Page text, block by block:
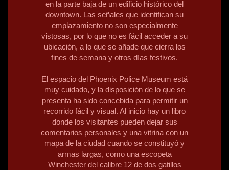
en la parte baja de un edificio histórico del
downtown. Las señales que identifican su
emplazamiento no son especialmente
vistosas, por lo que no es fácil acceder a su
ubicación, a lo que se añade que cierra los
fines de semana y otros días festivos.
El espacio del Phoenix Police Museum está
muy cuidado, y la disposición de lo que se
presenta ha sido concebida para permitir un
recorrido fácil y visual. Al inicio hay un libro
donde los visitantes pueden dejar sus
comentarios personales y una vitrina con un
mapa de la ciudad cuando se constituyó y
armas largas, como una escopeta
Winchester del calibre 12 de dos gatillos